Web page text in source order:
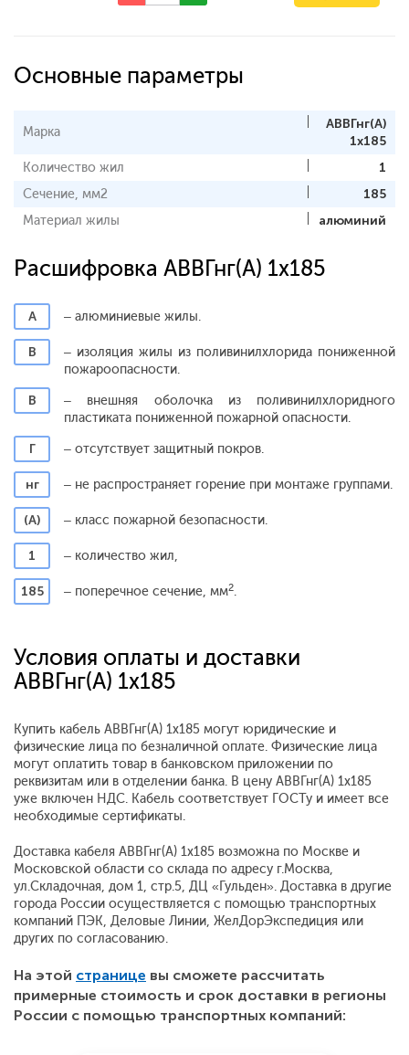
Основные параметры
Марка
АВВГнг(А)
1x185
Количество жил
1
Сечение, мм2
185
Материал жилы
алюминий
Расшифровка АВВГнг(А) 1x185
А – алюминиевые жилы.
В
– изоляция жилы из поливинилхлорида пониженной
пожароопасности.
В
– внешняя оболочка из поливинилхлоридного
пластиката пониженной пожарной опасности.
Г
– отсутствует защитный покров.
нг – не распространяет горение при монтаже группами.
(А) – класс пожарной безопасности.
1 – количество жил,
185 – поперечное сечение, мм2.
Условия оплаты и доставки
АВВГнг(А) 1x185
Купить кабель АВВГнг(А) 1x185 могут юридические и
физические лица по безналичной оплате. Физические лица
могут оплатить товар в банковском приложении по
реквизитам или в отделении банка. В цену АВВГнг(А) 1x185
уже включен НДС. Кабель соответствует ГОСТу и имеет все
необходимые сертификаты.
Доставка кабеля АВВГнг(А) 1x185 возможна по Москве и
Московской области со склада по адресу г.Москва,
ул.Складочная, дом 1, стр.5, ДЦ «Гульден». Доставка в другие
города России осуществляется с помощью транспортных
компаний ПЭК, Деловые Линии, ЖелДорЭкспедиция или
других по согласованию.
На этой странице вы сможете рассчитать
примерные стоимость и срок доставки в регионы
России с помощью транспортных компаний: